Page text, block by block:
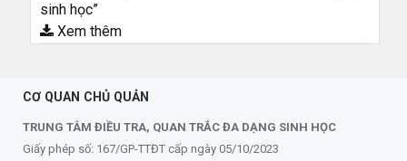
sinh học”
Xem thêm
CƠ QUAN CHỦ QUẢN
TRUNG TÂM ĐIỀU TRA, QUAN TRẮC ĐA DẠNG SINH HỌC
Giấy phép số: 167/GP-TTĐT cấp ngày 05/10/2023